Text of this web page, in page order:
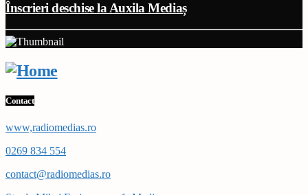
Înscrieri deschise la Auxila Mediaș
Contact
www,radiomedias.ro
0269 834 554
contact@radiomedias.ro